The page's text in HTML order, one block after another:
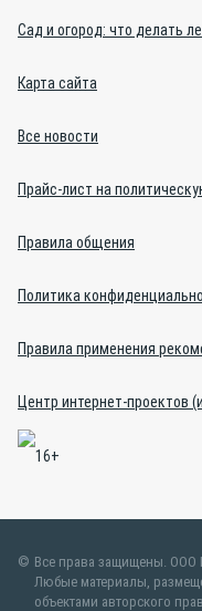
Сад и огород: что делать
Карта сайта
Все новости
Прайс-лист на
Правила общения
Политика
Правила применения
Центр интернет-проектов
Все права защищены. ООО
Любые материалы,
объектами авторского